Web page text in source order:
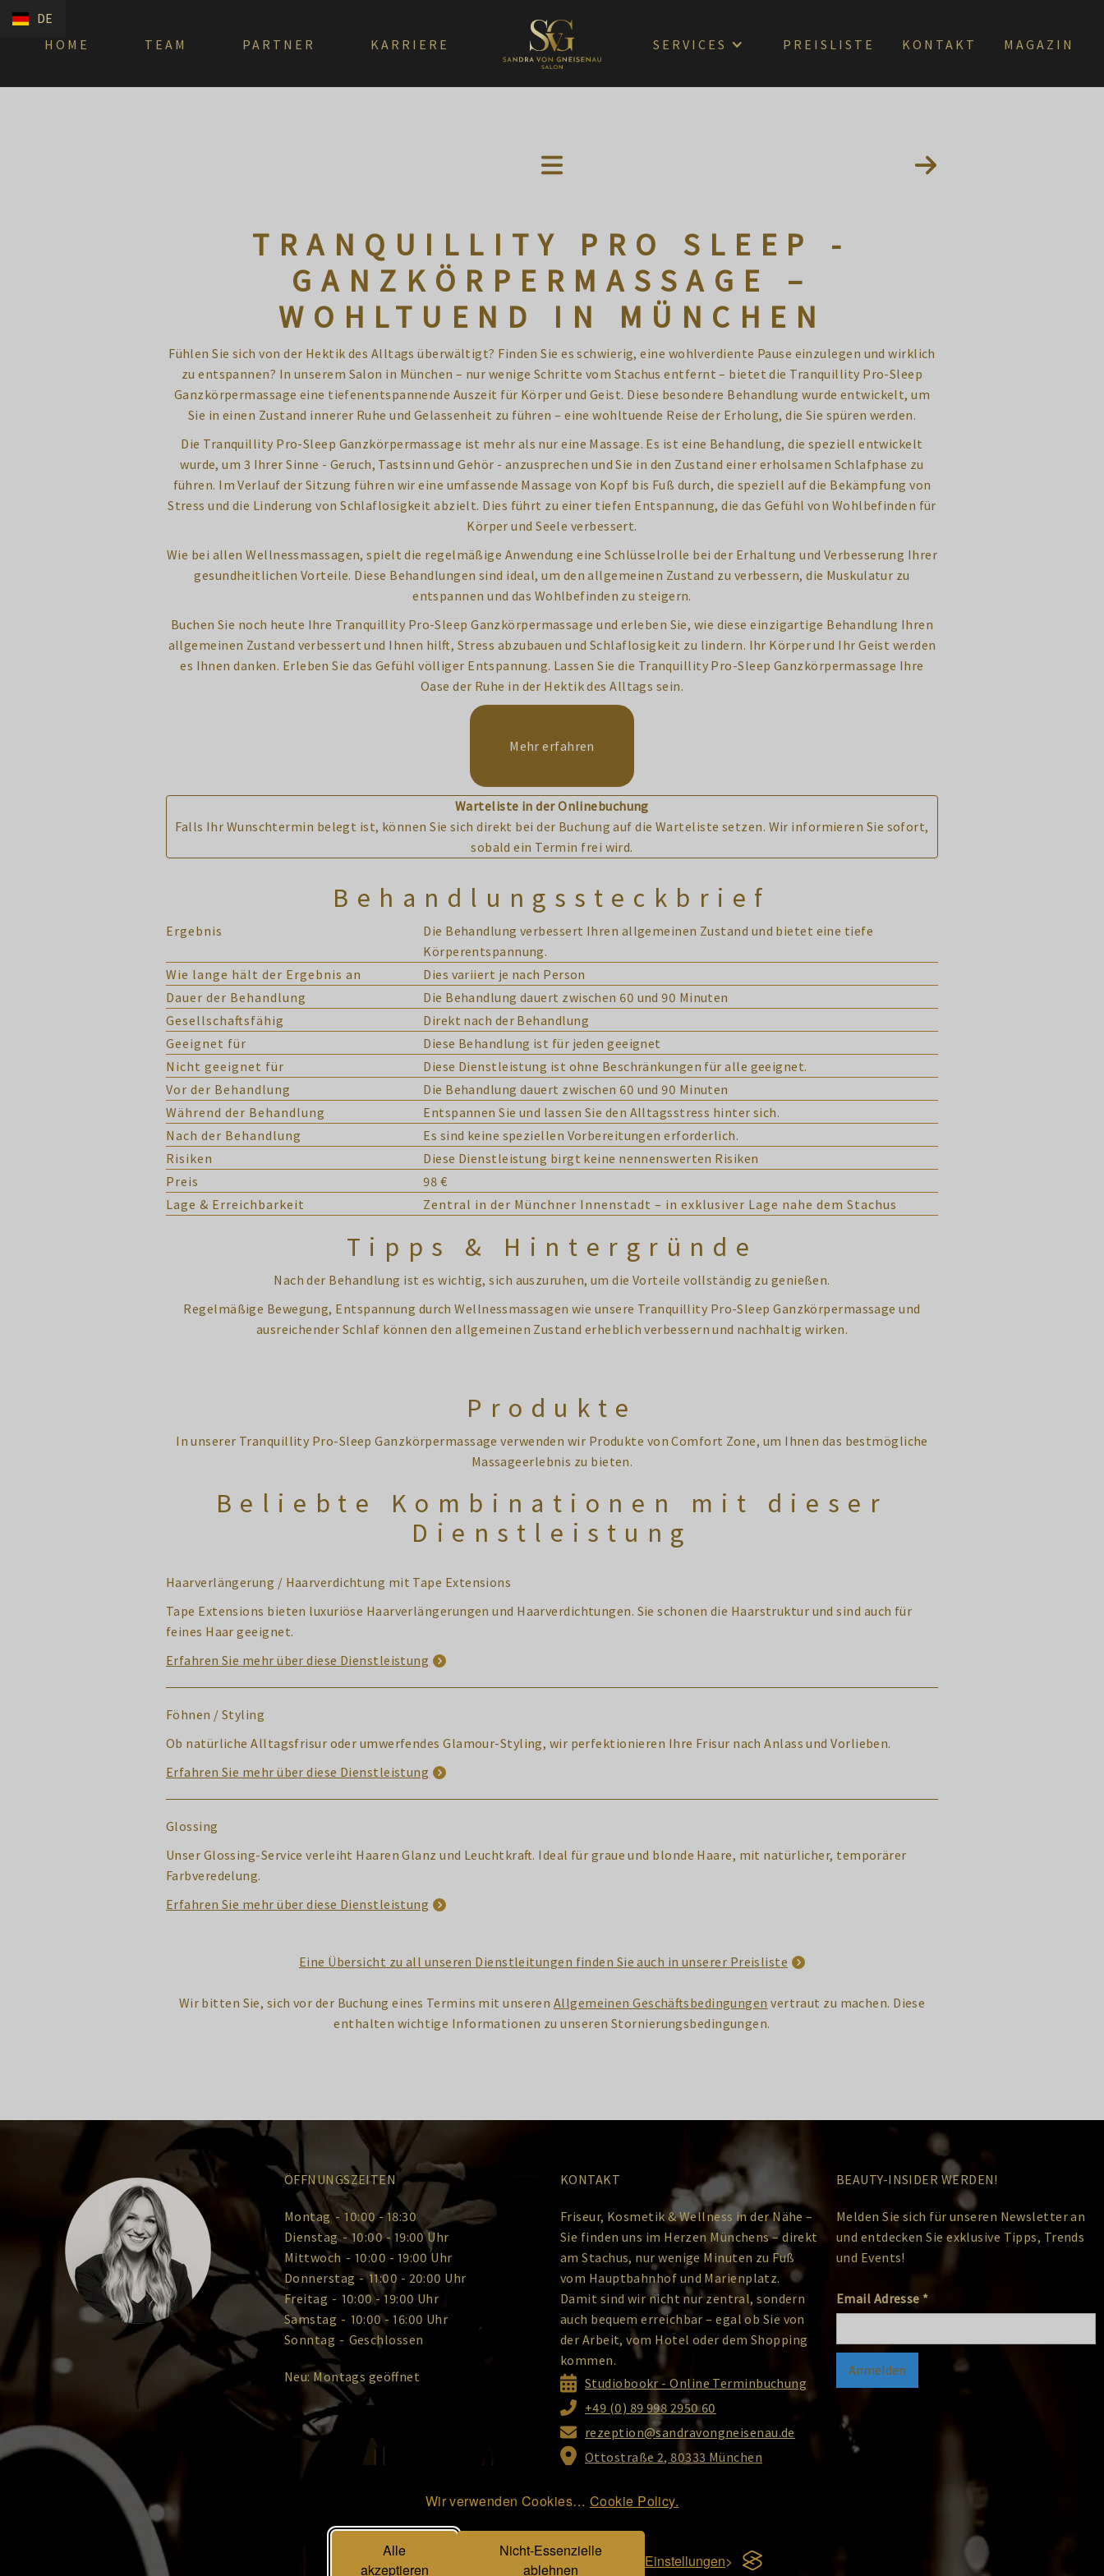
Wir verwenden Cookies…Cookie Policy.
Alle
akzeptieren
Nicht-Essenzielle
ablehnen
Einstellungen
DE
HOME
TEAM PARTNER KARRIERE SERVICES PREISLISTE KONTAKT MAGAZIN
TRANQUILLITY PRO SLEEP -
GANZKÖRPERMASSAGE –
WOHLTUEND IN MÜNCHEN
Fühlen Sie sich von der Hektik des Alltags überwältigt? Finden Sie es schwierig, eine wohlverdiente Pause einzulegen und wirklich
zu entspannen? In unserem Salon in München – nur wenige Schritte vom Stachus entfernt – bietet die Tranquillity Pro-Sleep
Ganzkörpermassage eine tiefenentspannende Auszeit für Körper und Geist. Diese besondere Behandlung wurde entwickelt, um
Sie in einen Zustand innerer Ruhe und Gelassenheit zu führen – eine wohltuende Reise der Erholung, die Sie spüren werden.
Die Tranquillity Pro-Sleep Ganzkörpermassage ist mehr als nur eine Massage. Es ist eine Behandlung, die speziell entwickelt
wurde, um 3 Ihrer Sinne - Geruch, Tastsinn und Gehör - anzusprechen und Sie in den Zustand einer erholsamen Schlafphase zu
führen. Im Verlauf der Sitzung führen wir eine umfassende Massage von Kopf bis Fuß durch, die speziell auf die Bekämpfung von
Stress und die Linderung von Schlaflosigkeit abzielt. Dies führt zu einer tiefen Entspannung, die das Gefühl von Wohlbefinden für
Körper und Seele verbessert.
Wie bei allen Wellnessmassagen, spielt die regelmäßige Anwendung eine Schlüsselrolle bei der Erhaltung und Verbesserung Ihrer
gesundheitlichen Vorteile. Diese Behandlungen sind ideal, um den allgemeinen Zustand zu verbessern, die Muskulatur zu
entspannen und das Wohlbefinden zu steigern.
Buchen Sie noch heute Ihre Tranquillity Pro-Sleep Ganzkörpermassage und erleben Sie, wie diese einzigartige Behandlung Ihren
allgemeinen Zustand verbessert und Ihnen hilft, Stress abzubauen und Schlaflosigkeit zu lindern. Ihr Körper und Ihr Geist werden
es Ihnen danken. Erleben Sie das Gefühl völliger Entspannung. Lassen Sie die Tranquillity Pro-Sleep Ganzkörpermassage Ihre
Oase der Ruhe in der Hektik des Alltags sein.
Mehr erfahren
Warteliste in der Onlinebuchung
Falls Ihr Wunschtermin belegt ist, können Sie sich direkt bei der Buchung auf die Warteliste setzen. Wir informieren Sie sofort,
sobald ein Termin frei wird.
Behandlungssteckbrief
Ergebnis
Die Behandlung verbessert Ihren allgemeinen Zustand und bietet eine tiefe
Körperentspannung.
Wie lange hält der Ergebnis an
Dies variiert je nach Person
Dauer der Behandlung
Die Behandlung dauert zwischen 60 und 90 Minuten
Gesellschaftsfähig
Direkt nach der Behandlung
Geeignet für
Diese Behandlung ist für jeden geeignet
Nicht geeignet für
Diese Dienstleistung ist ohne Beschränkungen für alle geeignet.
Vor der Behandlung
Die Behandlung dauert zwischen 60 und 90 Minuten
Während der Behandlung
Entspannen Sie und lassen Sie den Alltagsstress hinter sich.
Nach der Behandlung
Es sind keine speziellen Vorbereitungen erforderlich.
Risiken
Diese Dienstleistung birgt keine nennenswerten Risiken
Preis
98 €
Lage & Erreichbarkeit
Zentral in der Münchner Innenstadt – in exklusiver Lage nahe dem Stachus
Tipps & Hintergründe
Nach der Behandlung ist es wichtig, sich auszuruhen, um die Vorteile vollständig zu genießen.
Regelmäßige Bewegung, Entspannung durch Wellnessmassagen wie unsere Tranquillity Pro-Sleep Ganzkörpermassage und
ausreichender Schlaf können den allgemeinen Zustand erheblich verbessern und nachhaltig wirken.
Produkte
In unserer Tranquillity Pro-Sleep Ganzkörpermassage verwenden wir Produkte von Comfort Zone, um Ihnen das bestmögliche
Massageerlebnis zu bieten.
Beliebte Kombinationen mit dieser
Dienstleistung
Haarverlängerung / Haarverdichtung mit Tape Extensions
Tape Extensions bieten luxuriöse Haarverlängerungen und Haarverdichtungen. Sie schonen die Haarstruktur und sind auch für
feines Haar geeignet.
Erfahren Sie mehr über diese Dienstleistung
Föhnen / Styling
Ob natürliche Alltagsfrisur oder umwerfendes Glamour-Styling, wir perfektionieren Ihre Frisur nach Anlass und Vorlieben.
Erfahren Sie mehr über diese Dienstleistung
Glossing
Unser Glossing-Service verleiht Haaren Glanz und Leuchtkraft. Ideal für graue und blonde Haare, mit natürlicher, temporärer
Farbveredelung.
Erfahren Sie mehr über diese Dienstleistung
Eine Übersicht zu all unseren Dienstleitungen finden Sie auch in unserer Preisliste
Wir bitten Sie, sich vor der Buchung eines Termins mit unseren Allgemeinen Geschäftsbedingungen vertraut zu machen. Diese
enthalten wichtige Informationen zu unseren Stornierungsbedingungen.
ÖFFNUNGSZEITEN
Montag - 10:00 - 18:30
Dienstag - 10:00 - 19:00 Uhr
Mittwoch - 10:00 - 19:00 Uhr
Donnerstag - 11:00 - 20:00 Uhr
Freitag - 10:00 - 19:00 Uhr
Samstag - 10:00 - 16:00 Uhr
Sonntag - Geschlossen
Neu: Montags geöffnet
KONTAKT
Friseur, Kosmetik & Wellness in der Nähe –
Sie finden uns im Herzen Münchens – direkt
am Stachus, nur wenige Minuten zu Fuß
vom Hauptbahnhof und Marienplatz.
Damit sind wir nicht nur zentral, sondern
auch bequem erreichbar – egal ob Sie von
der Arbeit, vom Hotel oder dem Shopping
kommen.
Studiobookr - Online Terminbuchung
+49 (0) 89 998 2950 60
rezeption@sandravongneisenau.de
Ottostraße 2, 80333 München
BEAUTY-INSIDER WERDEN!
Melden Sie sich für unseren Newsletter an
und entdecken Sie exklusive Tipps, Trends
und Events!
Email Adresse *